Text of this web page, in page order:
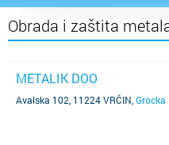
Obrada i zaštita
METALIK DOO
Avalska 102, 11224 VRČIN Grocka